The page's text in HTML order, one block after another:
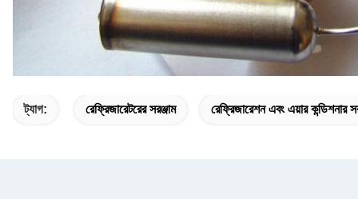
ট্যাগ: রেফ্রিজারেটরের সরঞ্জাম রেফ্রিজারেশন এবং এয়ার কন্ডিশনার